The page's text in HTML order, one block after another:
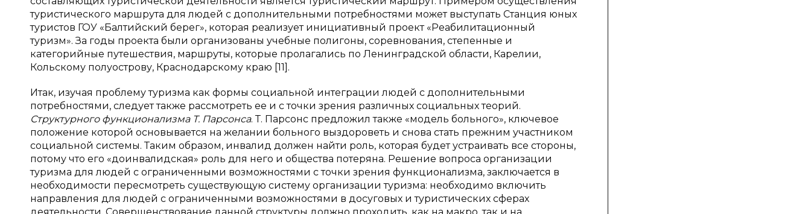
туристического маршрута для людей с дополнительными потребностями может выступать Станция юных
туристов ГОУ «Балтийский берег», которая реализует инициативный проект «Реабилитационный
туризм». За годы проекта были организованы учебные полигоны, соревнования, степенные и
категорийные путешествия, маршруты, которые пролагались по Ленинградской области, Карелии,
Кольскому полуострову, Краснодарскому краю [11].
Итак, изучая проблему туризма как формы социальной интеграции людей с дополнительными
потребностями, следует также рассмотреть ее и с точки зрения различных социальных теорий.
Структурного функционализма Т. Парсонса. Т. Парсонс предложил также «модель больного», ключевое
положение которой основывается на желании больного выздороветь и снова стать прежним участником
социальной системы. Таким образом, инвалид должен найти роль, которая будет устраивать все стороны,
потому что его «доинвалидская» роль для него и общества потеряна. Решение вопроса организации
туризма для людей с ограниченными возможностями с точки зрения функционализма, заключается в
необходимости пересмотреть существующую систему организации туризма: необходимо включить
направления для людей с ограниченными возможностями в досуговых и туристических сферах